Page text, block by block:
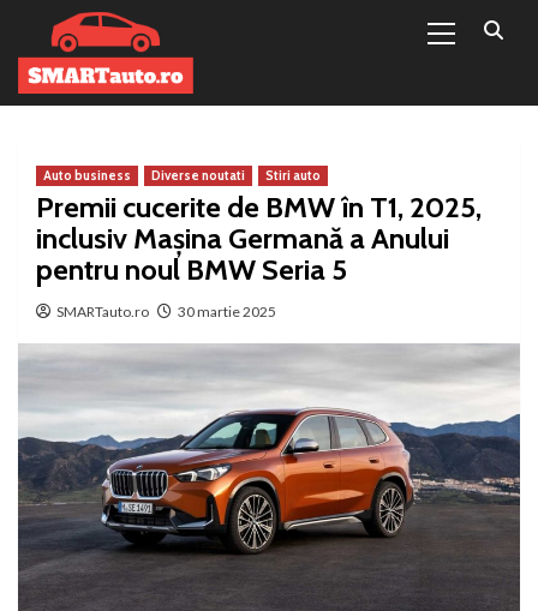
conținut
Menu
Auto business Diverse noutati Stiri auto
Premii cucerite de BMW în T1, 2025,
inclusiv Maşina Germană a Anului
pentru noul BMW Seria 5
SMARTauto.ro 30 martie 2025